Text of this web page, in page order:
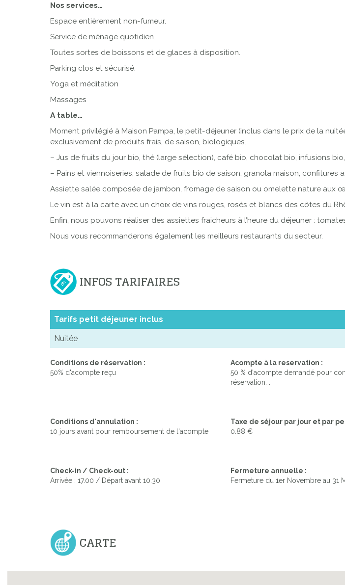
Nos services…
Espace entièrement non-fumeur.
Service de ménage quotidien.
Toutes sortes de boissons et de glaces à disposition.
Parking clos et sécurisé.
Yoga et méditation
Massages
A table…
Moment privilégié à Maison Pampa, le petit-déjeuner (inclus dans le prix de la
exclusivement de produits frais, de saison, biologiques.
– Jus de fruits du jour bio, thé (large sélection), café bio, chocolat bio, infusions
– Pains et viennoiseries, salade de fruits bio de saison, granola maison, confitures
Assiette salée composée de jambon, fromage de saison ou omelette nature aux
Le vin est à la carte avec un choix de vins rouges, rosés et blancs des côtes du
Enfin, nous pouvons réaliser des assiettes fraicheurs à l’heure du déjeuner :
Nous vous recommanderons également les meilleurs restaurants du secteur.
INFOS TARIFAIRES
Tarifs petit déjeuner inclus
Nuitée
Conditions de réservation :
50% d'acompte reçu
Acompte à la reservation :
50 % d'acompte demandé pour
réservation. .
Conditions d'annulation :
10 jours avant pour remboursement de l'acompte
Taxe de séjour par jour et par
0.88 €
Check-in / Check-out :
Arrivée : 17.00 / Départ avant 10.30
Fermeture annuelle :
Fermeture du 1er Novembre au 31
CARTE